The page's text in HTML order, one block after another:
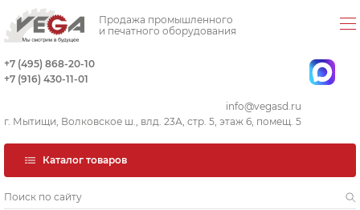
Продажа промышленного
и печатного оборудования
+7 (495) 868-20-10
+7 (916) 430-11-01
info@vegasd.ru
г. Мытищи, Волковское ш., влд. 23А, стр. 5, этаж 6, помещ. 5
Каталог товаров